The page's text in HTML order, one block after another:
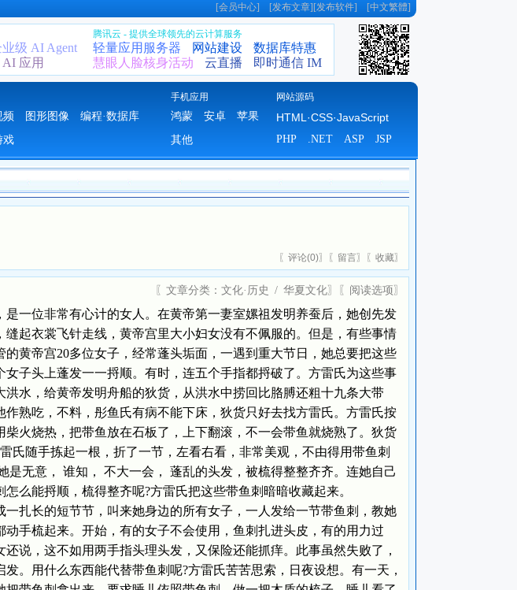
[会员中心] [发布文章][发布软件] [中文繁體]
级 AI Agent
应用
腾讯云 - 提供全球领先的云计算服务
轻量应用服务器 网站建设
数据库特惠
慧眼人脸核身活动
云直播 即时通信 IM
手机应用 网站源码
频 图形图像
编程·数据库
戏
鸿蒙 安卓
苹果
其他
HTML·CSS·JavaScript
PHP .NET ASP JSP
〖 评论(0)〗〖 留言〗〖 收藏〗
〖文章分类： 文化·历史 / 华夏文化〗〖 阅读选项〗
位非常有心计的女人。在黄帝第一妻室嫘祖发明养蚕后，她创先发
起衣裳飞针走线，黄帝宫里大小妇女没有不佩服的。但是，有些事情
黄帝宫20多位女子，经常蓬头垢面，一遇到重大节日，她总要把这些
子头上蓬发一一捋顺。有时，连五个手指都捋破了。方雷氏为这些事
水，给黄帝发明舟船的狄货，从洪水中捞回比胳膊还粗十九条大带
熟吃，不料，彤鱼氏有病不能下床，狄货只好去找方雷氏。方雷氏按
火烧热，把带鱼放在石板了，上下翻滚，不一会带鱼就烧熟了。狄货
氏随手拣起一根，折了一节，左看右看，非常美观，不由得用带鱼刺
是无意， 谁知， 不大一会， 蓬乱的头发，被梳得整整齐齐。连她自己
么能捋顺，梳得整齐呢?方雷氏把这些带鱼刺暗暗收藏起来。
长的短节节，叫来她身边的所有女子，一人发给一节带鱼刺，教她
手梳起来。开始，有的女子不会使用，鱼刺扎进头皮，有的用力过
说，这不如用两手指头理头发，又保险还能抓痒。此事虽然失败了，
。用什么东西能代替带鱼刺呢?方雷氏苦苦思索，日夜设想。有一天，